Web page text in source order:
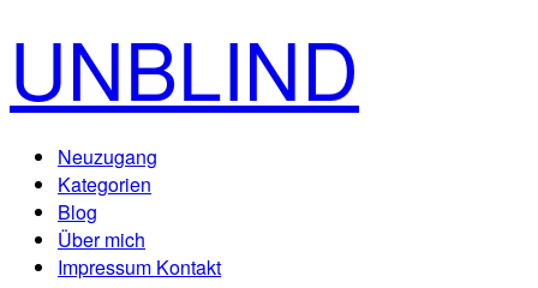
UNBLIND
Neuzugang
Kategorien
Blog
Über mich
Impressum Kontakt